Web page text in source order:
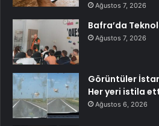
Ağustos 7, 2026
Bafra’da
Ağustos 7, 2026
Görüntüler
Her yeri istila
Ağustos 6, 2026